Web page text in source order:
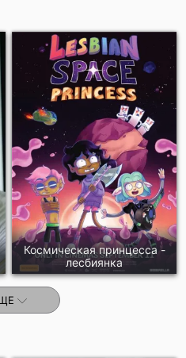
Космическая принцесса -
лесбиянка